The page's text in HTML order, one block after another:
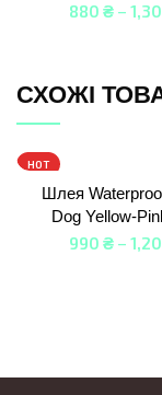
880 ₴ –
СХОЖІ
HOT
Шлея
Dog Yellow-
990 ₴ –